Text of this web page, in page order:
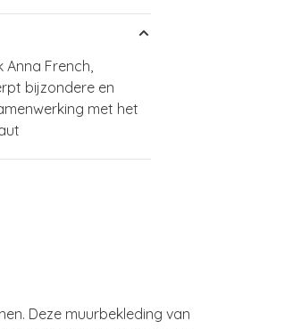
Anna French,
bijzondere en
met het
Deze muurbekleding van